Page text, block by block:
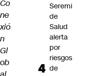
Co
ne
xió
n
Gl
ob
Seremi
de
Salud
alerta
por
riesgos
de